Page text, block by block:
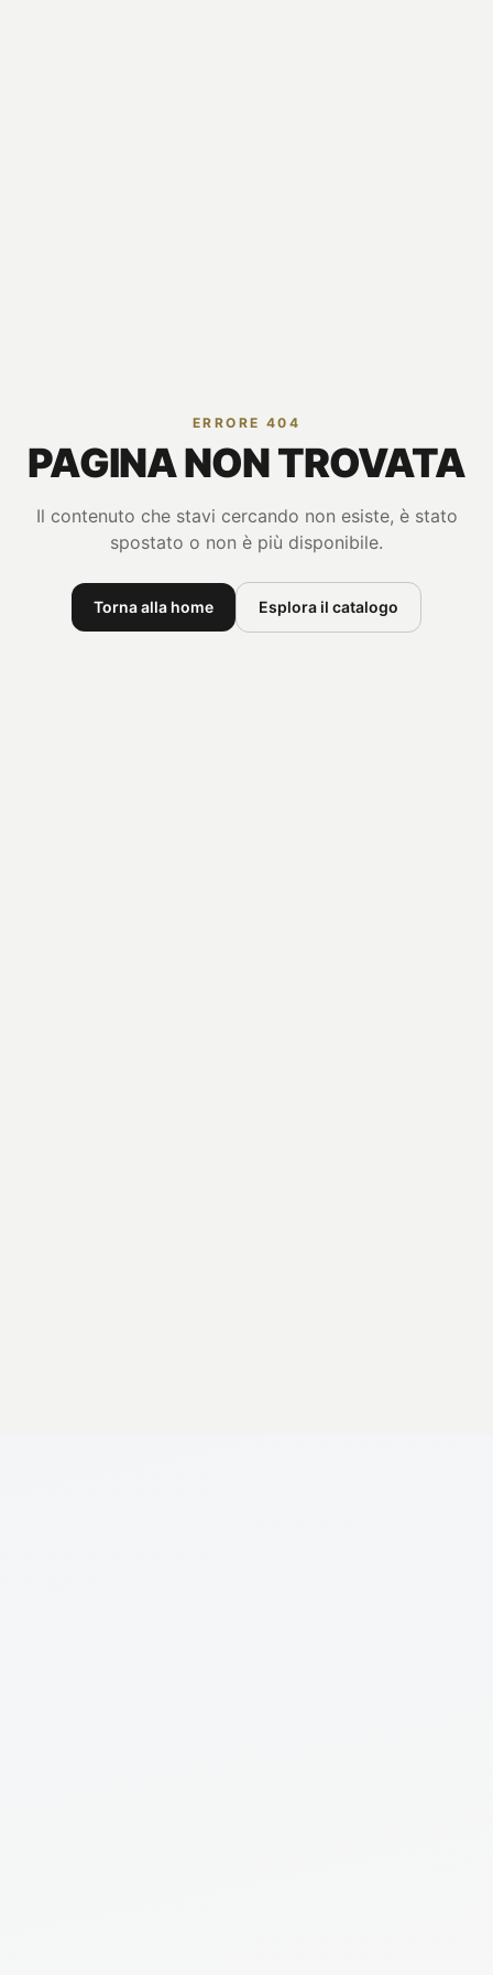
ERRORE 404
PAGINA NON TROVATA
Il contenuto che stavi cercando non esiste, è stato
spostato o non è più disponibile.
Torna alla home Esplora il catalogo